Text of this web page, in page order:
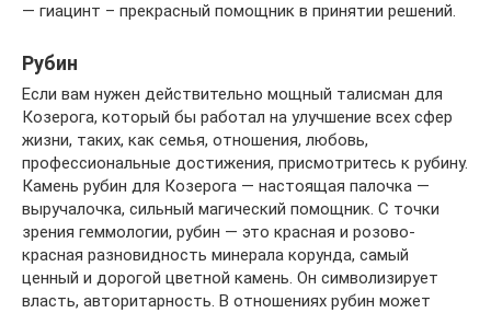
— гиацинт – прекрасный помощник в принятии решений.
Рубин
Если вам нужен действительно мощный талисман для
Козерога, который бы работал на улучшение всех сфер
жизни, таких, как семья, отношения, любовь,
профессиональные достижения, присмотритесь к рубину.
Камень рубин для Козерога — настоящая палочка —
выручалочка, сильный магический помощник. С точки
зрения геммологии, рубин — это красная и розово-
красная разновидность минерала корунда, самый
ценный и дорогой цветной камень. Он символизирует
власть, авторитарность. В отношениях рубин может